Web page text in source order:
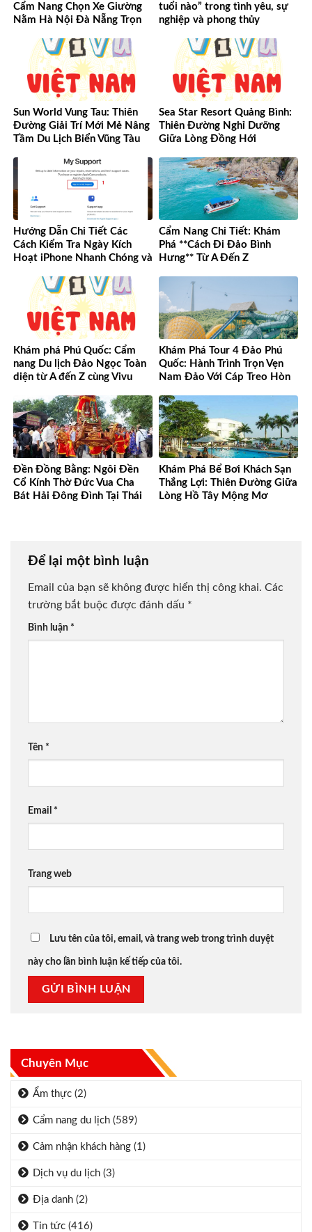
Chuyên Mục
Ẩm thực (2)
Cẩm nang du lịch (589)
Cảm nhận khách hàng (1)
Dịch vụ du lịch (3)
Địa danh (2)
Tin tức (416)
Cẩm Nang Chọn Xe Giường
Nằm Hà Nội Đà Nẵng Trọn
tuổi nào” trong tình yêu, sự
nghiệp và phong thủy
Sun World Vung Tau: Thiên
Đường Giải Trí Mới Mẻ Nâng
Tầm Du Lịch Biển Vũng Tàu
Sea Star Resort Quảng Bình:
Thiên Đường Nghỉ Dưỡng
Giữa Lòng Đồng Hới
Hướng Dẫn Chi Tiết Các
Cách Kiểm Tra Ngày Kích
Hoạt iPhone Nhanh Chóng và
Cẩm Nang Chi Tiết: Khám
Phá **Cách Đi Đảo Bình
Hưng** Từ A Đến Z
Khám phá Phú Quốc: Cẩm
nang Du lịch Đảo Ngọc Toàn
diện từ A đến Z cùng Vivu
Khám Phá Tour 4 Đảo Phú
Quốc: Hành Trình Trọn Vẹn
Nam Đảo Với Cáp Treo Hòn
Đền Đồng Bằng: Ngôi Đền
Cổ Kính Thờ Đức Vua Cha
Bát Hải Đông Đình Tại Thái
Khám Phá Bể Bơi Khách Sạn
Thắng Lợi: Thiên Đường Giữa
Lòng Hồ Tây Mộng Mơ
Để lại một bình luận
Email của bạn sẽ không được hiển thị công khai. Các
trường bắt buộc được đánh dấu *
Bình luận *
Tên *
Email *
Trang web
Lưu tên của tôi, email, và trang web trong trình duyệt
này cho lần bình luận kế tiếp của tôi.